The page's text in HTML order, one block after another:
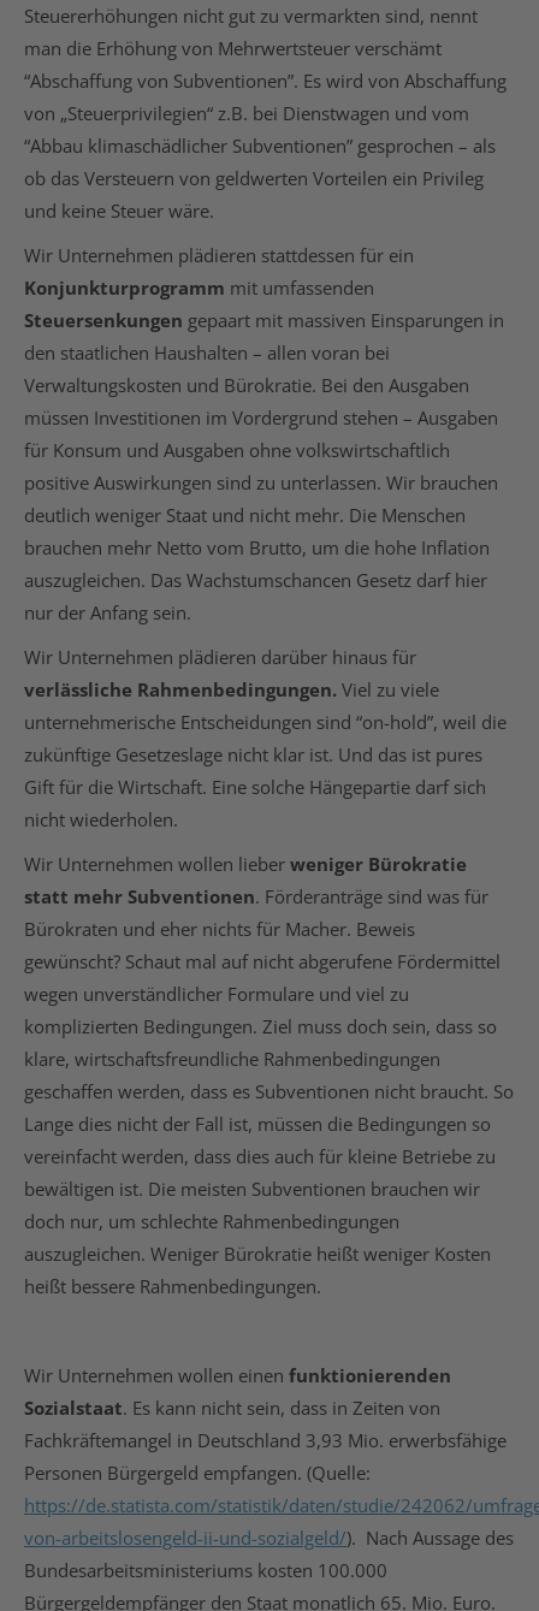
Steuererhöhungen nicht gut zu vermarkten sind, nennt
man die Erhöhung von Mehrwertsteuer verschämt
“Abschaffung von Subventionen”. Es wird von Abschaffung
von „Steuerprivilegien“ z.B. bei Dienstwagen und vom
“Abbau klimaschädlicher Subventionen” gesprochen – als
ob das Versteuern von geldwerten Vorteilen ein Privileg
und keine Steuer wäre.
Wir Unternehmen plädieren stattdessen für ein
Konjunkturprogramm mit umfassenden
Steuersenkungen gepaart mit massiven Einsparungen in
den staatlichen Haushalten – allen voran bei
Verwaltungskosten und Bürokratie. Bei den Ausgaben
müssen Investitionen im Vordergrund stehen – Ausgaben
für Konsum und Ausgaben ohne volkswirtschaftlich
positive Auswirkungen sind zu unterlassen. Wir brauchen
deutlich weniger Staat und nicht mehr. Die Menschen
brauchen mehr Netto vom Brutto, um die hohe Inflation
auszugleichen. Das Wachstumschancen Gesetz darf hier
nur der Anfang sein.
Wir Unternehmen plädieren darüber hinaus für
verlässliche Rahmenbedingungen. Viel zu viele
unternehmerische Entscheidungen sind “on-hold”, weil die
zukünftige Gesetzeslage nicht klar ist. Und das ist pures
Gift für die Wirtschaft. Eine solche Hängepartie darf sich
nicht wiederholen.
Wir Unternehmen wollen lieber weniger Bürokratie
statt mehr Subventionen. Förderanträge sind was für
Bürokraten und eher nichts für Macher. Beweis
gewünscht? Schaut mal auf nicht abgerufene Fördermittel
wegen unverständlicher Formulare und viel zu
komplizierten Bedingungen. Ziel muss doch sein, dass so
klare, wirtschaftsfreundliche Rahmenbedingungen
geschaffen werden, dass es Subventionen nicht braucht. So
Lange dies nicht der Fall ist, müssen die Bedingungen so
vereinfacht werden, dass dies auch für kleine Betriebe zu
bewältigen ist. Die meisten Subventionen brauchen wir
doch nur, um schlechte Rahmenbedingungen
auszugleichen. Weniger Bürokratie heißt weniger Kosten
heißt bessere Rahmenbedingungen.
Wir Unternehmen wollen einen funktionierenden
Sozialstaat. Es kann nicht sein, dass in Zeiten von
Fachkräftemangel in Deutschland 3,93 Mio. erwerbsfähige
Personen Bürgergeld empfangen. (Quelle:
https://de.statista.com/statistik/daten/studie/242062/
von-arbeitslosengeld-ii-und-sozialgeld/). Nach Aussage des
Bundesarbeitsministeriums kosten 100.000
Bürgergeldempfänger den Staat monatlich 65. Mio. Euro.